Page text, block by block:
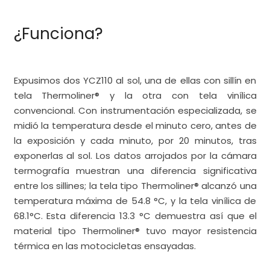
¿Funciona?
Expusimos dos YCZ110 al sol, una de ellas con sillín en
tela Thermoliner® y la otra con tela vinílica
convencional. Con instrumentación especializada, se
midió la temperatura desde el minuto cero, antes de
la exposición y cada minuto, por 20 minutos, tras
exponerlas al sol. Los datos arrojados por la cámara
termografía muestran una diferencia significativa
entre los sillines; la tela tipo Thermoliner® alcanzó una
temperatura máxima de 54.8 °C, y la tela vinílica de
68.1°C. Esta diferencia 13.3 °C demuestra así que el
material tipo Thermoliner® tuvo mayor resistencia
térmica en las motocicletas ensayadas.